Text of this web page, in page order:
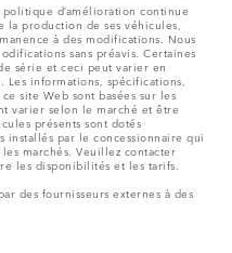
d’amélioration continue
la production de ses véhicules,
à des modifications. Nous
sans préavis. Certaines
série et ceci peut varier en
Les informations, spécifications,
site Web sont basées sur les
varier selon le marché et être
présents sont dotés
installés par le concessionnaire qui
marchés. Veuillez contacter
les disponibilités et les tarifs.
des fournisseurs externes à des